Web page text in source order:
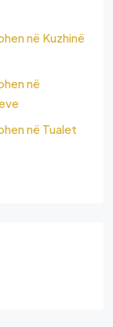
në Kuzhinë
në
në Tualet